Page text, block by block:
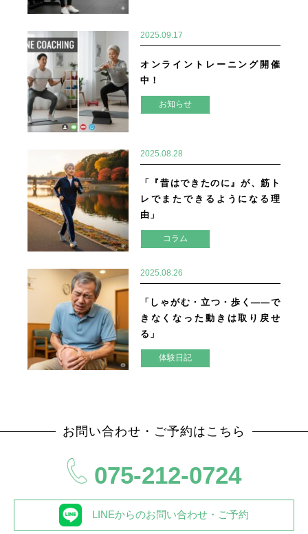
2025.09.17
オンライントレーニング開催
中！
お知らせ
2025.08.28
「『昔はできたのに』が、筋ト
レでまたできるようになる理
由」
コラム
2025.08.26
「しゃがむ・立つ・歩く——で
きなくなった動きは取り戻せ
る」
体験日記
お問い合わせ・ご予約はこちら
075-212-0724
LINEからのお問い合わせ・ご予約